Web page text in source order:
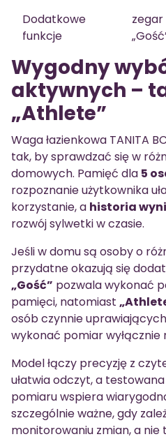
Dodatkowe
funkcje
Wygodny
aktywnych –
„Athlete”
Waga łazienkowa TANITA
tak, by sprawdzać się w
domowych. Pamięć dla 5
rozpoznanie użytkownika
korzystanie, a historia
rozwój sylwetki w czasie.
Jeśli w domu są osoby o
przydatne okazują się
„Gość” pozwala wykonać
pamięci, natomiast
osób czynnie
wykonać pomiar wyłącznie
Model łączy precyzję z
ułatwia odczyt, a
pomiaru wspiera
szczególnie ważne, gdy
monitorowaniu zmian, a nie